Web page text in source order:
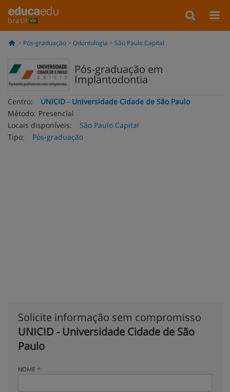
brasil
Pós-graduação Odontologia São Paulo Capital
Pós-graduação em
Implantodontia
Centro:
UNICID - Universidade Cidade de São Paulo
Método: Presencial
Locais disponíveis:
São Paulo Capital
Tipo:
Pós-graduação
Solicite informação sem compromisso
UNICID - Universidade Cidade de São
Paulo
NOME